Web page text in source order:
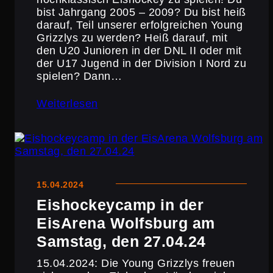
bist Jahrgang 2005 – 2009? Du bist heiß
darauf, Teil unserer erfolg­rei­chen Young
Grizzlys zu werden? Heiß darauf, mit
den U20 Junioren in der DNL II oder mit
der U17 Jugend in der Division I Nord zu
spielen? Dann…
Weiterlesen
15.04.2024
Eisho­ckey­camp in der
EisArena Wolfsburg am
Samstag, den 27.04.24
15.04.2024: Die Young Grizzlys freuen